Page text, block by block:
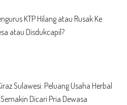
KTP Hilang atau Rusak Ke
atau Disdukcapil?
Sulawesi: Peluang Usaha Herbal
Dicari Pria Dewasa